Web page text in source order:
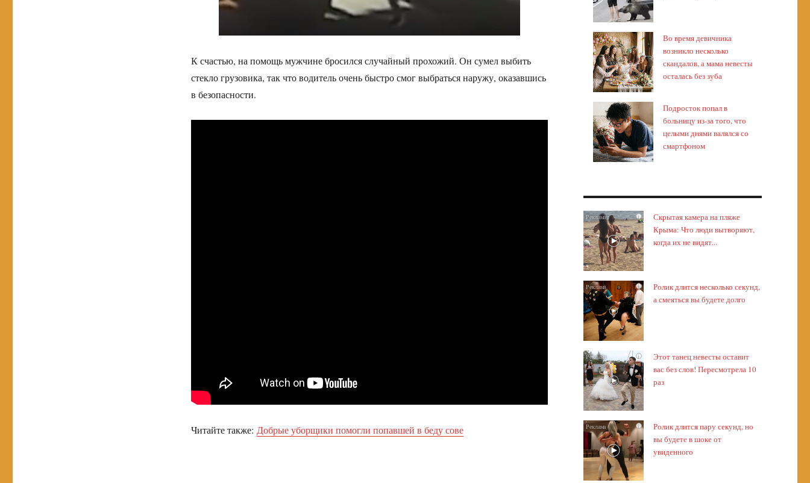
К счастью, на помощь мужчине бросился случайный прохожий. Он сумел выбить
стекло грузовика, так что водитель очень быстро смог выбраться наружу, оказавшись
в безопасности.
Читайте также: Добрые уборщики помогли попавшей в беду сове
Во время девичника
возникло несколько
скандалов, а мама невесты
осталась без зуба
Подросток попал в
больницу из-за того, что
целыми днями валялся со
смартфоном
i
Скрытая камера на пляже
Крыма: Что люди вытворяют,
когда их не видят...
i
Ролик длится несколько секунд,
а смеяться вы будете долго
i
Этот танец невесты оставит
вас без слов! Пересмотрела 10
раз
i
Ролик длится пару секунд, но
вы будете в шоке от
увиденного